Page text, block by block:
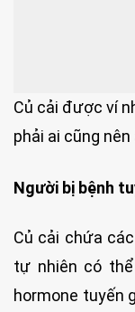
Củ cải được ví
phải ai cũng
Người bị bệnh
Củ cải chứa
tự nhiên có
hormone tuyến